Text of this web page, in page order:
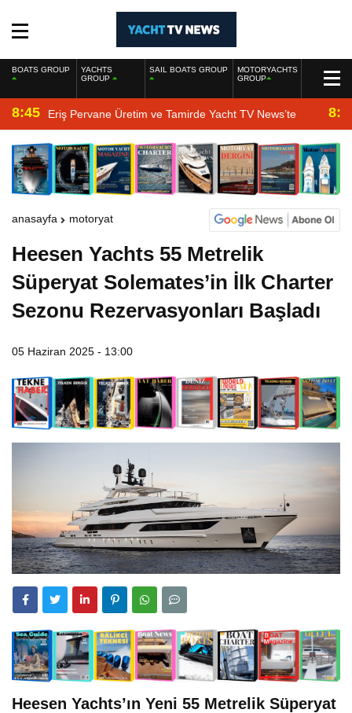
BOATS GROUP
YACHTS
GROUP
SAIL BOATS GROUP
MOTORYACHTS
GROUP
8:45 Eriş Pervane Üretim ve Tamirde Yacht TV News’te
anasayfa motoryat
Heesen Yachts 55 Metrelik
Süperyat Solemates’in İlk Charter
Sezonu Rezervasyonları Başladı
05 Haziran 2025 - 13:00
Heesen Yachts’ın Yeni 55 Metrelik Süperyat